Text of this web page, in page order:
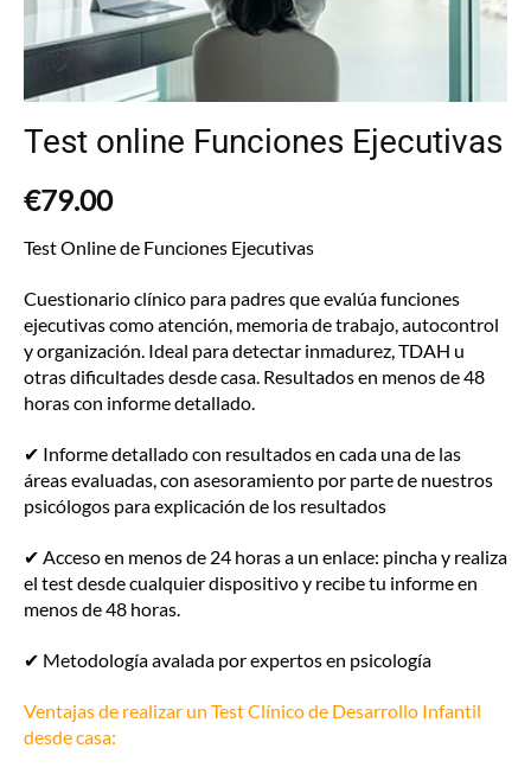
Test online Funciones Ejecutivas
€79.00
Test Online de Funciones Ejecutivas
Cuestionario clínico para padres que evalúa funciones
ejecutivas como atención, memoria de trabajo, autocontrol
y organización. Ideal para detectar inmadurez, TDAH u
otras dificultades desde casa. Resultados en menos de 48
horas con informe detallado.
✔ Informe detallado con resultados en cada una de las
áreas evaluadas, con asesoramiento por parte de nuestros
psicólogos para explicación de los resultados
✔ Acceso en menos de 24 horas a un enlace: pincha y realiza
el test desde cualquier dispositivo y recibe tu informe en
menos de 48 horas.
✔ Metodología avalada por expertos en psicología
Ventajas de realizar un Test Clínico de Desarrollo Infantil
desde casa: